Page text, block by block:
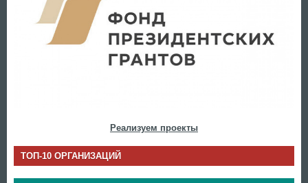
Реализуем проекты
ТОП-10 ОРГАНИЗАЦИЙ